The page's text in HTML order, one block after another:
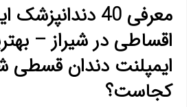
معرفی 40
اقساطی در شیراز –
ایمپلنت دندان قسطی
کجاست؟